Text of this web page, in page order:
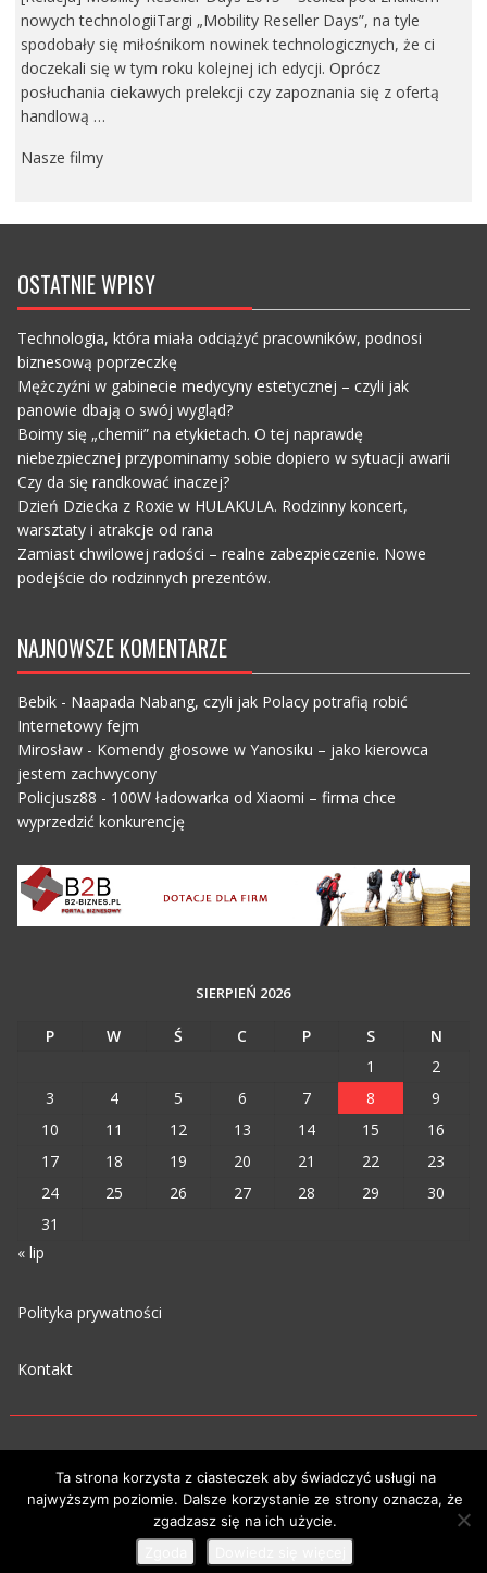
nowych technologiiTargi „Mobility Reseller Days”, na tyle
spodobały się miłośnikom nowinek technologicznych, że ci
doczekali się w tym roku kolejnej ich edycji. Oprócz
posłuchania ciekawych prelekcji czy zapoznania się z ofertą
handlową …
Nasze filmy
OSTATNIE WPISY
Technologia, która miała odciążyć pracowników, podnosi
biznesową poprzeczkę
Mężczyźni w gabinecie medycyny estetycznej – czyli jak
panowie dbają o swój wygląd?
Boimy się „chemii” na etykietach. O tej naprawdę
niebezpiecznej przypominamy sobie dopiero w sytuacji awarii
Czy da się randkować inaczej?
Dzień Dziecka z Roxie w HULAKULA. Rodzinny koncert,
warsztaty i atrakcje od rana
Zamiast chwilowej radości – realne zabezpieczenie. Nowe
podejście do rodzinnych prezentów.
NAJNOWSZE KOMENTARZE
Bebik- Naapada Nabang, czyli jak Polacy potrafią robić
Internetowy fejm
Mirosław- Komendy głosowe w Yanosiku – jako kierowca
jestem zachwycony
Policjusz88 - 100W ładowarka od Xiaomi – firma chce
wyprzedzić konkurencję
SIERPIEŃ 2026
P W Ś C P S
N
1
2
3
4 5 6 7 8
9
10
11 12 13 14 15
16
17
18 19 20 21 22
23
24
25 26 27 28 29
30
31
« lip
Polityka prywatności
Kontakt
VIPM © 2023
Ta strona korzysta z ciasteczek aby świadczyć usługi na
najwyższym poziomie. Dalsze korzystanie ze strony oznacza, że
zgadzasz się na ich użycie.